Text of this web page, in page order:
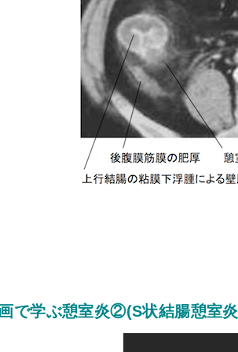
で学ぶ憩室炎②(S状結腸憩室